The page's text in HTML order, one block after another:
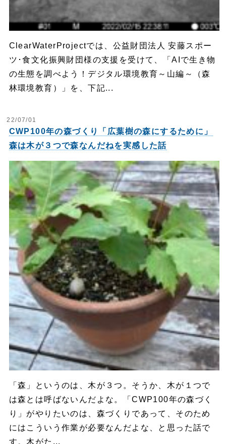
ClearWaterProjectでは、公益財団法人 安藤スポー
ツ･食文化振興財団様の支援を受けて、「AIで生き物
の生態を調べよう！デジタル環境教育～山編～（森
林環境教育）」を、下記...
22/07/01
CWP100年の森づくり「広葉樹の森にするために」
森は木が３つで森なんだねを実感した話
「森」というのは、木が３つ。そうか、木が１つで
は森とは呼ばないんだよな。「CWP100年の森づく
り」がやりたいのは、森づくりであって、そのため
にはこういう作業が必要なんだよな、と思った話で
す。木がた...